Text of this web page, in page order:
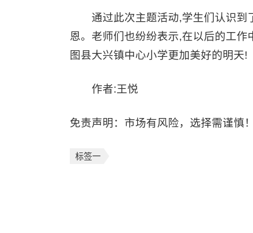
通过此次主题活动,学生们认识到
恩。老师们也纷纷表示,在以后的工
图县大兴镇中心小学更加美好的明天!
作者:王悦
免责声明：市场有风险，选择需谨慎
标签一